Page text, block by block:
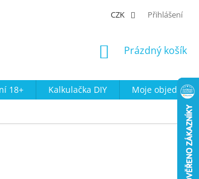
CZK Přihlášení
NÁKUPNÍ
Prázdný košík
18+ Kalkulačka DIY
Moje